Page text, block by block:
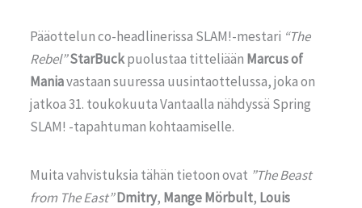
Pääottelun co-headlinerissa SLAM!-mestari “The
Rebel”StarBuckpuolustaa titteliään Marcus of
Maniavastaan suuressa uusintaottelussa, joka on
jatkoa 31. toukokuuta Vantaalla nähdyssä Spring
SLAM! -tapahtuman kohtaamiselle.
Muita vahvistuksia tähän tietoon ovat ”The Beast
from The East”Dmitry, Mange Mörbult, Louis